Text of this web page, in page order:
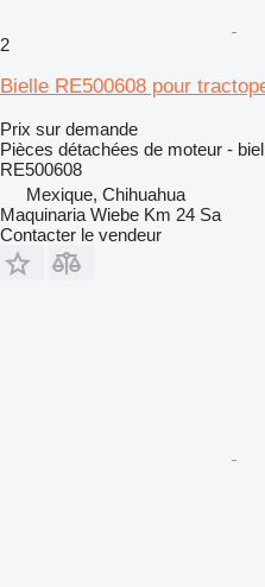
2
Bielle RE500608 pour
Prix sur demande
Pièces détachées de moteur -
RE500608
Mexique, Chihuahua
Maquinaria Wiebe Km 24 Sa
Contacter le vendeur